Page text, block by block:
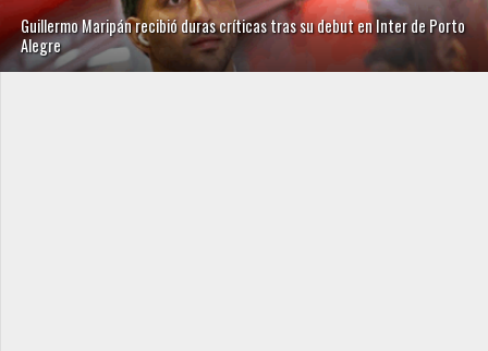
Guillermo Maripán recibió duras críticas tras su debut en Inter de Porto
Alegre